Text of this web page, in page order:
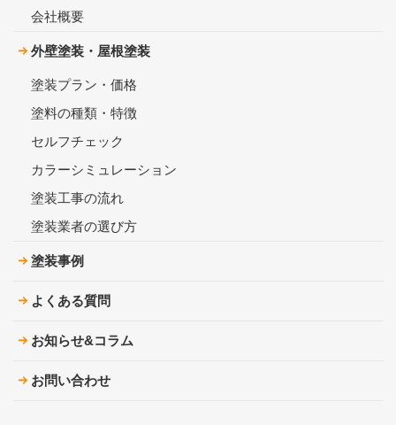
会社概要
外壁塗装・屋根塗装
塗装プラン・価格
塗料の種類・特徴
セルフチェック
カラーシミュレーション
塗装工事の流れ
塗装業者の選び方
塗装事例
よくある質問
お知らせ&コラム
お問い合わせ